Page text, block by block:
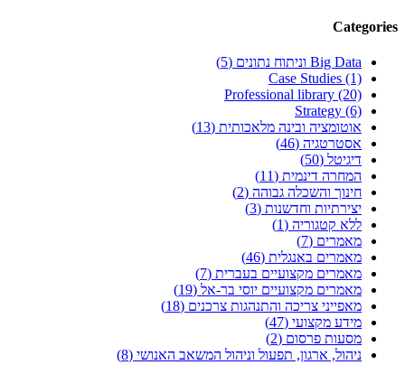
Categories
Big Data וניתוח נתונים (5)
Case Studies (1)
Professional library (20)
Strategy (6)
אוטומציה ובינה מלאכותית (13)
אסטרטגיה (46)
דיגיטל (50)
המחרה דינמית (11)
חינוך והשכלה גבוהה (2)
יצירתיות וחדשנות (3)
ללא קטגוריה (1)
מאמרים (7)
מאמרים באנגלית (46)
מאמרים מקצועיים בעברית (7)
מאמרים מקצועיים יוסי בר-אל (19)
מאפייני צריכה והתנהגות צרכנים (18)
מידע מקצועי (47)
מסעות פרסום (2)
ניהול, ארגון, תפעול וניהול המשאב האנושי (8)